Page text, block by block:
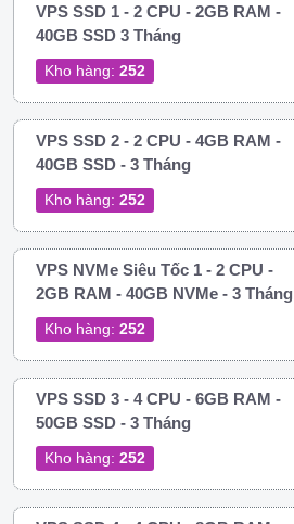
VPS SSD 1 - 2 CPU - 2GB RAM -
40GB SSD 3 Tháng
Kho hàng: 252
VPS SSD 2 - 2 CPU - 4GB RAM -
40GB SSD - 3 Tháng
Kho hàng: 252
VPS NVMe Siêu Tốc 1 - 2 CPU -
2GB RAM - 40GB NVMe - 3 Tháng
Kho hàng: 252
VPS SSD 3 - 4 CPU - 6GB RAM -
50GB SSD - 3 Tháng
Kho hàng: 252